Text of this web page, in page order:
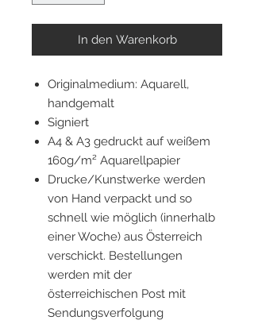
In den Warenkorb
Originalmedium: Aquarell,
handgemalt
Signiert
A4 & A3 gedruckt auf weißem
160g/m² Aquarellpapier
Drucke/Kunstwerke werden
von Hand verpackt und so
schnell wie möglich (innerhalb
einer Woche) aus Österreich
verschickt. Bestellungen
werden mit der
österreichischen Post mit
Sendungsverfolgung